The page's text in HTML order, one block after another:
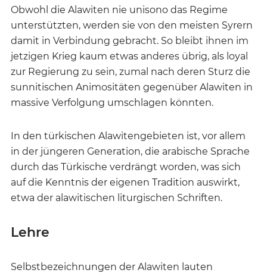
Obwohl die Alawiten nie unisono das Regime
unterstützten, werden sie von den meisten Syrern
damit in Verbindung gebracht. So bleibt ihnen im
jetzigen Krieg kaum etwas anderes übrig, als loyal
zur Regierung zu sein, zumal nach deren Sturz die
sunnitischen Animositäten gegenüber Alawiten in
massive Verfolgung umschlagen könnten.
In den türkischen Alawitengebieten ist, vor allem
in der jüngeren Generation, die arabische Sprache
durch das Türkische verdrängt worden, was sich
auf die Kenntnis der eigenen Tradition auswirkt,
etwa der alawitischen liturgischen Schriften.
Lehre
Selbstbezeichnungen der Alawiten lauten